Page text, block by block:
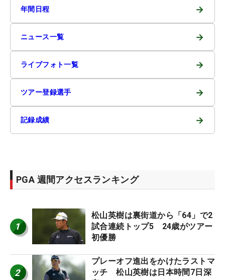
年間日程 →
ニュース一覧 →
ライブフォト一覧 →
ツアー登録選手 →
記録成績 →
PGA 週間アクセスランキング
1
松山英樹は裏街道から「64」で2
試合連続トップ5 24歳がツアー
初優勝
2
プレーオフ進出をかけたラストマ
ッチ 松山英樹は日本時間7日深